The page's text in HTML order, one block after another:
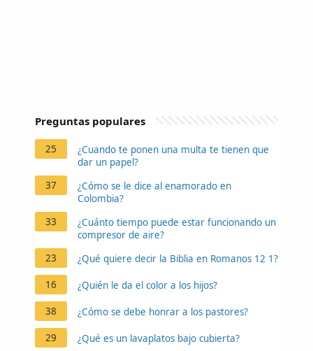
Preguntas populares
25
¿Cuando te ponen una multa te tienen que
dar un papel?
37
¿Cómo se le dice al enamorado en
Colombia?
33
¿Cuánto tiempo puede estar funcionando un
compresor de aire?
23
¿Qué quiere decir la Biblia en Romanos 12 1?
16 ¿Quién le da el color a los hijos?
38 ¿Cómo se debe honrar a los pastores?
29 ¿Qué es un lavaplatos bajo cubierta?